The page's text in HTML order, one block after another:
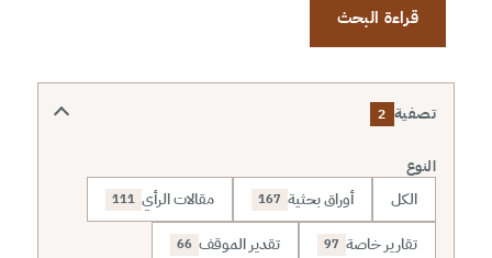
قراءة البحث
تصفية 2
النوع
الكل أوراق بحثية 167 مقالات الرأي 111
تقارير خاصة 97 تقدير الموقف 66